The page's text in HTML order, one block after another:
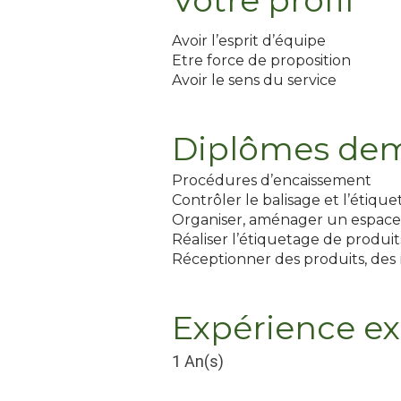
Avoir l’esprit d’équipe
Etre force de proposition
Avoir le sens du service
Diplômes
Procédures d’encaissement
Contrôler le balisage et
Organiser, aménager un
Réaliser l’étiquetage de
Réceptionner des produits,
Expérience
1 An(s)